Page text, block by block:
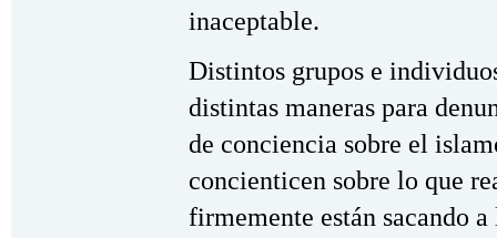
inaceptable.
Distintos grupos e
distintas maneras para
de conciencia sobre el
concienticen sobre lo que
firmemente están sacando